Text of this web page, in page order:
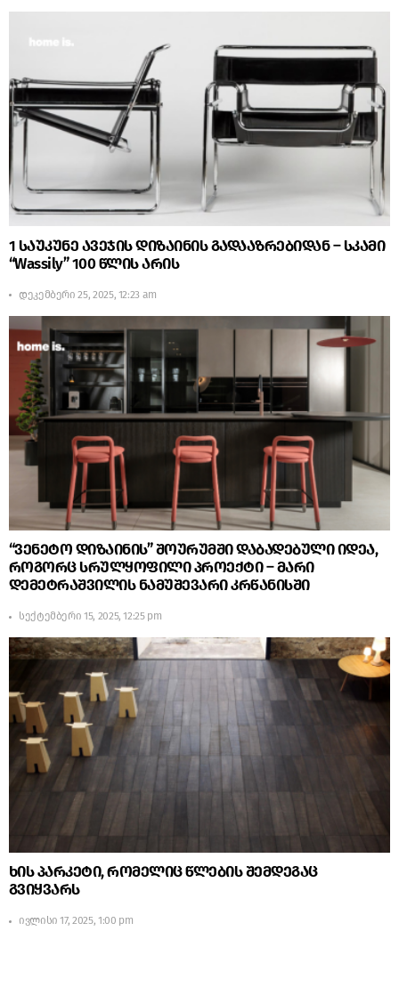
1 საუკუნე ავეჯის დიზაინის გადააზრებიდან – სკამი
“Wassily” 100 წლის არის
დეკემბერი 25, 2025, 12:23 am
“ვენეტო დიზაინის” შოურუმში დაბადებული იდეა,
როგორც სრულყოფილი პროექტი – მარი
დემეტრაშვილის ნამუშევარი კრწანისში
სექტემბერი 15, 2025, 12:25 pm
ხის პარკეტი, რომელიც წლების შემდეგაც
გვიყვარს
ივლისი 17, 2025, 1:00 pm